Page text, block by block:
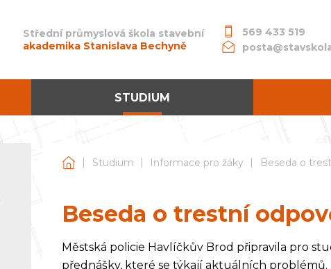
Střední průmyslová škola stavební
akademika Stanislava Bechyně
569 433 519
STUDIUM
Střední průmyslová škola stavební akademika
| Studium | Informace pro žáky | Beseda o
Beseda o trestní
Městská policie Havlíčkův Brod připravila pro
přednášky, které se týkají aktuálních